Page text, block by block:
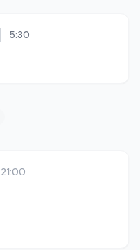
5:30
21:00